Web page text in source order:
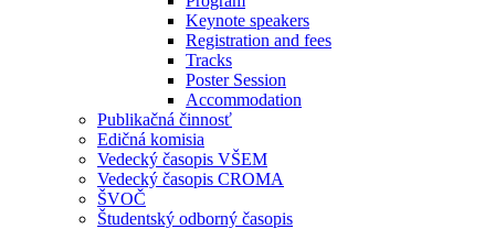
Keynote speakers
Registration and fees
Tracks
Poster Session
Accommodation
Publikačná činnosť
Edičná komisia
Vedecký časopis VŠEM
Vedecký časopis CROMA
ŠVOČ
Študentský odborný časopis